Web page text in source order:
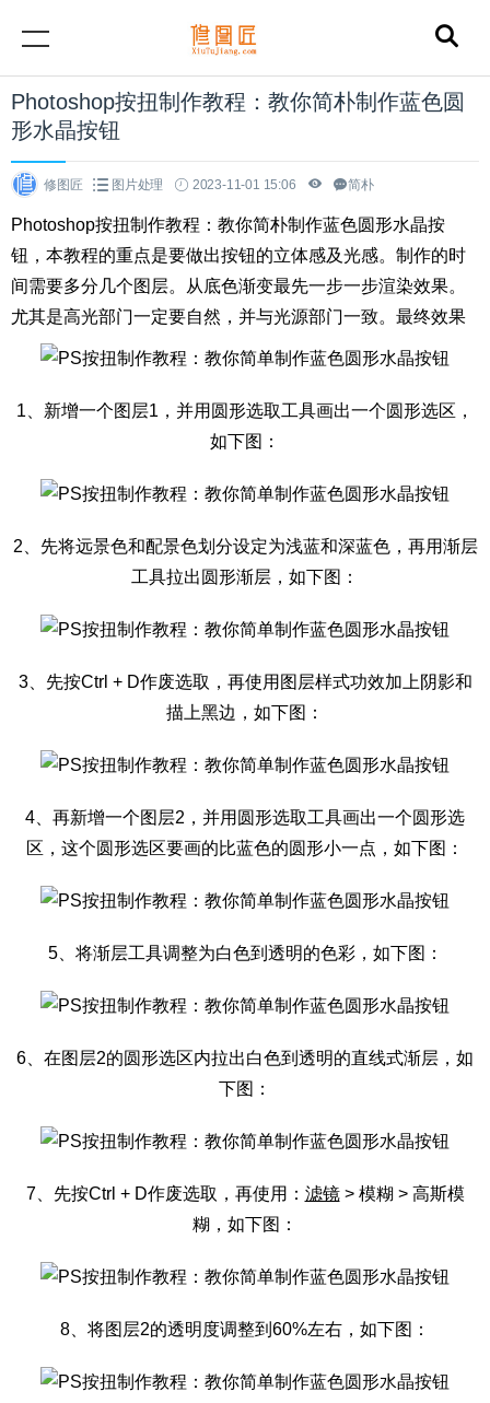
Photoshop按扭制作教程：教你简朴制作蓝色圆
形水晶按钮
修图匠 图片处理 2023-11-01 15:06 简朴
Photoshop按扭制作教程：教你简朴制作蓝色圆形水晶按
钮，本教程的重点是要做出按钮的立体感及光感。制作的时
间需要多分几个图层。从底色渐变最先一步一步渲染效果。
尤其是高光部门一定要自然，并与光源部门一致。最终效果
1、新增一个图层1，并用圆形选取工具画出一个圆形选区，
如下图：
2、先将远景色和配景色划分设定为浅蓝和深蓝色，再用渐层
工具拉出圆形渐层，如下图：
3、先按Ctrl + D作废选取，再使用图层样式功效加上阴影和
描上黑边，如下图：
4、再新增一个图层2，并用圆形选取工具画出一个圆形选
区，这个圆形选区要画的比蓝色的圆形小一点，如下图：
5、将渐层工具调整为白色到透明的色彩，如下图：
6、在图层2的圆形选区内拉出白色到透明的直线式渐层，如
下图：
7、先按Ctrl + D作废选取，再使用： 滤镜> 模糊 > 高斯模
糊，如下图：
8、将图层2的透明度调整到60%左右，如下图：